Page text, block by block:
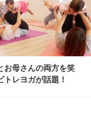
お母さんの両方を笑
トレヨガが話題！